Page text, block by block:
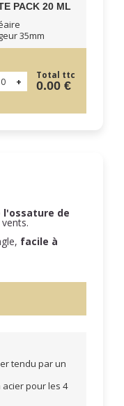
PACK 20 ML
35mm
Total ttc
0.00 €
l'ossature de
facile à
tendu par un
acier pour les 4